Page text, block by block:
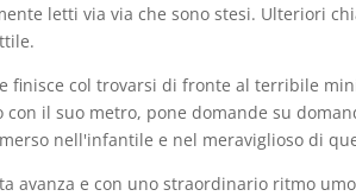
letti via via che sono stesi. Ulteriori
finisce col trovarsi di fronte al terribile
il suo metro, pone domande su
nell'infantile e nel meraviglioso di
avanza e con uno straordinario ritmo